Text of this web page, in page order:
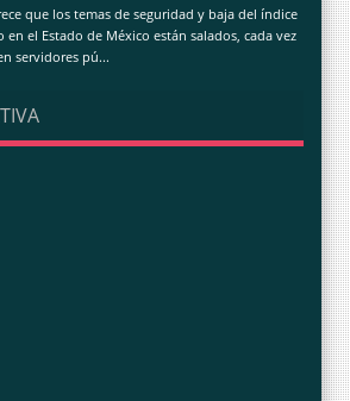
que los temas de seguridad y baja del índice
en el Estado de México están salados, cada vez
servidores pú...